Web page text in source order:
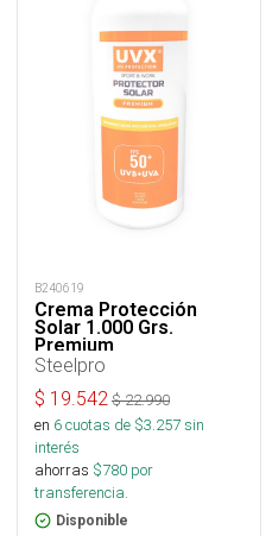
B240619
Crema Protección
Solar 1.000 Grs.
Premium
Steelpro
$ 19.542 $22.990
en 6cuotas de $3.257sin
interés
ahorras $780 por
transferencia.
Disponible